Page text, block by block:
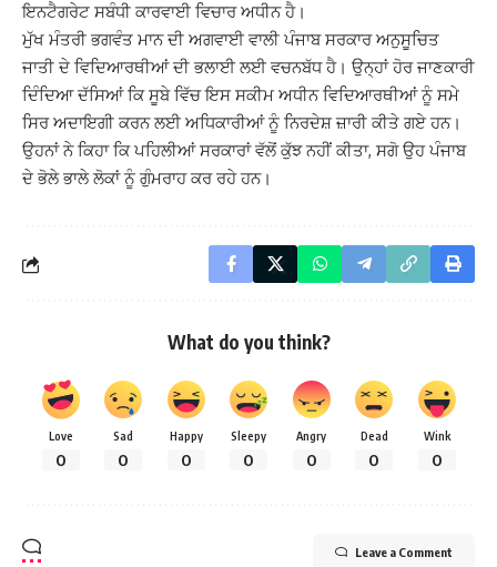
ਇਨਟੈਗਰੇਟ ਸਬੰਧੀ ਕਾਰਵਾਈ ਵਿਚਾਰ ਅਧੀਨ ਹੈ।
ਮੁੱਖ ਮੰਤਰੀ ਭਗਵੰਤ ਮਾਨ ਦੀ ਅਗਵਾਈ ਵਾਲੀ ਪੰਜਾਬ ਸਰਕਾਰ ਅਨੁਸੂਚਿਤ
ਜਾਤੀ ਦੇ ਵਿਦਿਆਰਥੀਆਂ ਦੀ ਭਲਾਈ ਲਈ ਵਚਨਬੱਧ ਹੈ। ਉਨ੍ਹਾਂ ਹੋਰ ਜਾਣਕਾਰੀ
ਦਿੰਦਿਆ ਦੱਸਿਆਂ ਕਿ ਸੂਬੇ ਵਿੱਚ ਇਸ ਸਕੀਮ ਅਧੀਨ ਵਿਦਿਆਰਥੀਆਂ ਨੂੰ ਸਮੇ
ਸਿਰ ਅਦਾਇਗੀ ਕਰਨ ਲਈ ਅਧਿਕਾਰੀਆਂ ਨੂੰ ਨਿਰਦੇਸ਼ ਜ਼ਾਰੀ ਕੀਤੇ ਗਏ ਹਨ।
ਉਹਨਾਂ ਨੇ ਕਿਹਾ ਕਿ ਪਹਿਲੀਆਂ ਸਰਕਾਰਾਂ ਵੱਲੋਂ ਕੁੱਝ ਨਹੀਂ ਕੀਤਾ, ਸਗੋ ਉਹ ਪੰਜਾਬ
ਦੇ ਭੋਲੇ ਭਾਲੇ ਲੋਕਾਂ ਨੂੰ ਗੁੰਮਰਾਹ ਕਰ ਰਹੇ ਹਨ।
What do you think?
Love
0
Sad
0
Happy
0
Sleepy
0
Angry
0
Dead
0
Wink
0
Leave a Comment